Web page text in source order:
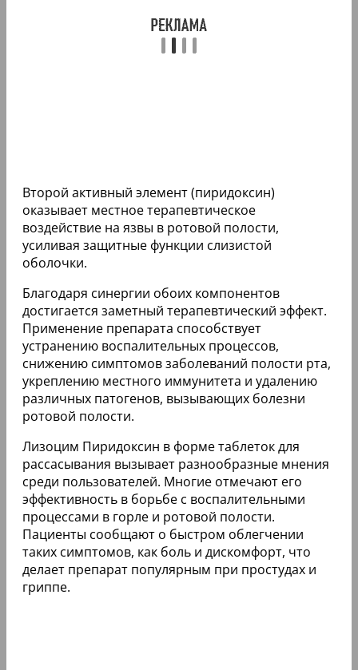
Второй активный элемент (пиридоксин)
оказывает местное терапевтическое
воздействие на язвы в ротовой полости,
усиливая защитные функции слизистой
оболочки.
Благодаря синергии обоих компонентов
достигается заметный терапевтический эффект.
Применение препарата способствует
устранению воспалительных процессов,
снижению симптомов заболеваний полости рта,
укреплению местного иммунитета и удалению
различных патогенов, вызывающих болезни
ротовой полости.
Лизоцим Пиридоксин в форме таблеток для
рассасывания вызывает разнообразные мнения
среди пользователей. Многие отмечают его
эффективность в борьбе с воспалительными
процессами в горле и ротовой полости.
Пациенты сообщают о быстром облегчении
таких симптомов, как боль и дискомфорт, что
делает препарат популярным при простудах и
гриппе.